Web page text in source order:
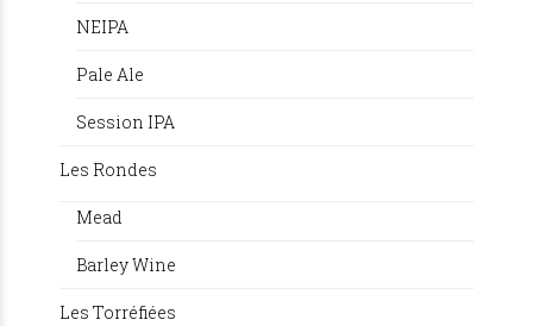
NEIPA
Pale Ale
Session IPA
Les Rondes
Mead
Barley Wine
Les Torréfiées